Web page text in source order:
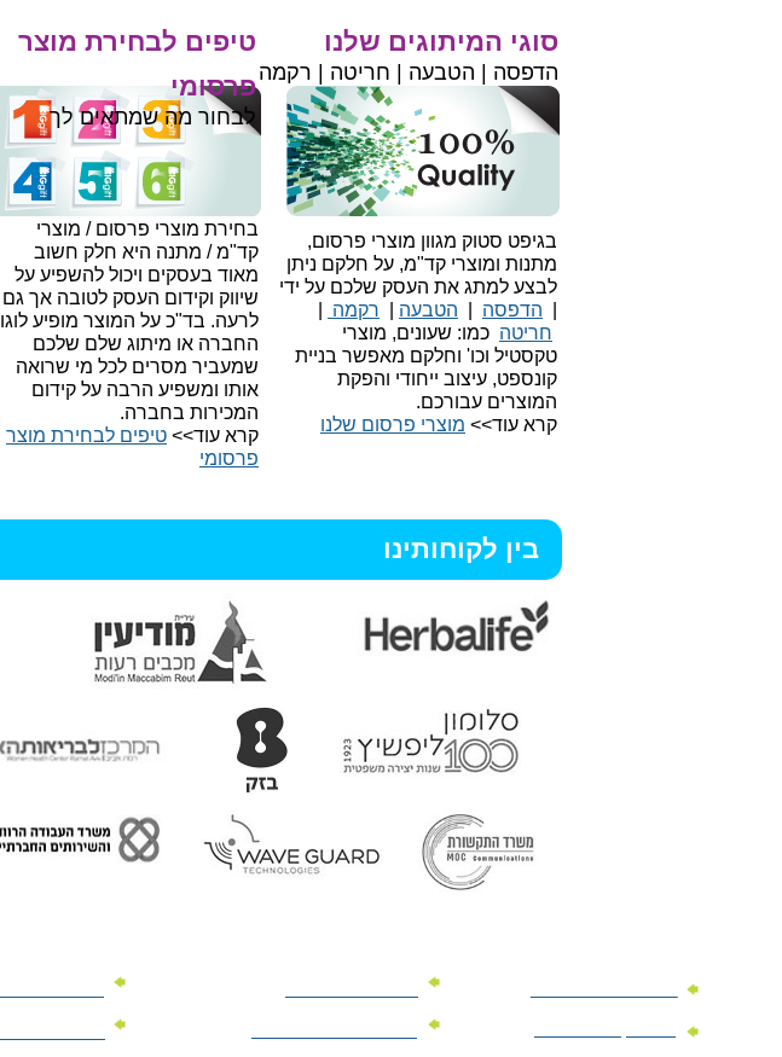
בגיפט סטוק מגוון מוצרי פרסום,
מתנות ומוצרי קד"מ, על חלקם ניתן
לבצע למתג את העסק שלכם על ידי
הדפסה הטבעה רקמה
חריטה כמו: שעונים, מוצרי
טקסטיל וכו' וחלקם מאפשר בניית
קונספט, עיצוב ייחודי והפקת
המוצרים עבורכם.
קרא עוד>> מוצרי פרסום שלנו
בחירת מוצרי פרסום / מוצרי
קד"מ / מתנה היא חלק חשוב
מאוד בעסקים ויכול להשפיע על
שיווק וקידום העסק לטובה אך גם
לרעה. בד"כ על המוצר מופיע לוגו
החברה או מיתוג שלם שלכם
שמעביר מסרים לכל מי שרואה
אותו ומשפיע הרבה על קידום
המכירות בחברה.
קרא עוד>> טיפים לבחירת מוצר
פרסומי
טיפים לבחירת מוצר
פרסומי
לבחור מה שמתאים לך
סוגי המיתוגים שלנו
הדפסה | הטבעה | חריטה | רקמה
בין לקוחותינו